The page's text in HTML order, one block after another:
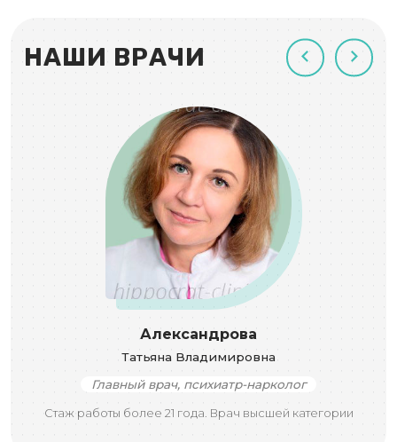
НАШИ ВРАЧИ
Александрова
Татьяна Владимировна
Главный врач, психиатр-нарколог
Стаж работы более 21 года. Врач высшей категории